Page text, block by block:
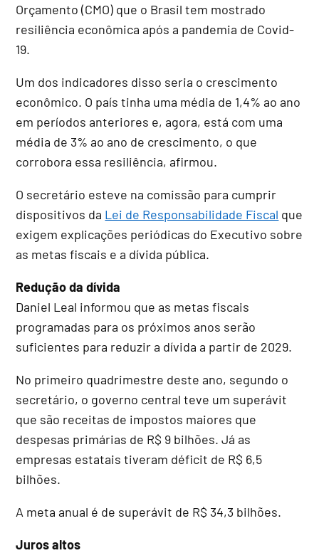
Orçamento (CMO) que o Brasil tem mostrado
resiliência econômica após a pandemia de Covid-
19.
Um dos indicadores disso seria o crescimento
econômico. O país tinha uma média de 1,4% ao ano
em períodos anteriores e, agora, está com uma
média de 3% ao ano de crescimento, o que
corrobora essa resiliência, afirmou.
O secretário esteve na comissão para cumprir
dispositivos da Lei de Responsabilidade Fiscal que
exigem explicações periódicas do Executivo sobre
as metas fiscais e a dívida pública.
Redução da dívida
Daniel Leal informou que as metas fiscais
programadas para os próximos anos serão
suficientes para reduzir a dívida a partir de 2029.
No primeiro quadrimestre deste ano, segundo o
secretário, o governo central teve um superávit
que são receitas de impostos maiores que
despesas primárias de R$ 9 bilhões. Já as
empresas estatais tiveram déficit de R$ 6,5
bilhões.
A meta anual é de superávit de R$ 34,3 bilhões.
Juros altos